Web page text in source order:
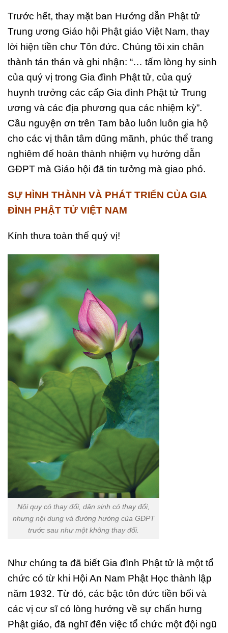
Trước hết, thay mặt ban Hướng dẫn Phật tử
Trung ương Giáo hội Phật giáo Việt Nam, thay
lời hiện tiền chư Tôn đức. Chúng tôi xin chân
thành tán thán và ghi nhận: “… tấm lòng hy sinh
của quý vị trong Gia đình Phật tử, của quý
huynh trưởng các cấp Gia đình Phật tử Trung
ương và các địa phương qua các nhiệm kỳ”.
Cầu nguyện ơn trên Tam bảo luôn luôn gia hộ
cho các vị thân tâm dũng mãnh, phúc thể trang
nghiêm để hoàn thành nhiệm vụ hướng dẫn
GĐPT mà Giáo hội đã tin tưởng mà giao phó.
SỰ HÌNH THÀNH VÀ PHÁT TRIỂN CỦA GIA
ĐÌNH PHẬT TỬ VIỆT NAM
Kính thưa toàn thể quý vị!
Nội quy có thay đổi, dân sinh có thay đổi,
nhưng nội dung và đường hướng của GĐPT
trước sau như một không thay đổi.
Như chúng ta đã biết Gia đình Phật tử là một tổ
chức có từ khi Hội An Nam Phật Học thành lập
năm 1932. Từ đó, các bậc tôn đức tiền bối và
các vị cư sĩ có lòng hướng về sự chấn hưng
Phật giáo, đã nghĩ đến việc tổ chức một đội ngũ